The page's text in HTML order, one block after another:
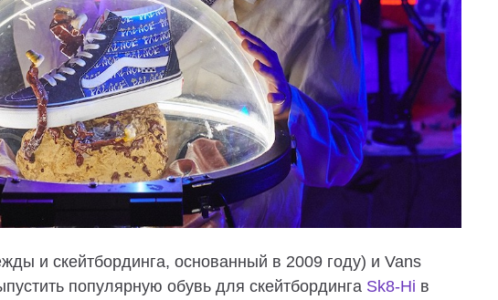
и скейтбординга, основанный в 2009 году) и Vans
популярную обувь для скейтбординга Sk8-Hi в